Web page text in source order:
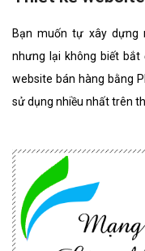
Bạn muốn tự xây dựng
nhưng lại không biết bắt
website bán hàng bằng
sử dụng nhiều nhất trên